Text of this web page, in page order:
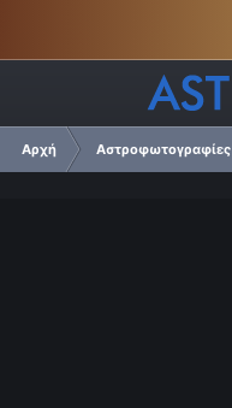
Αρχή Αστροφωτογραφίες